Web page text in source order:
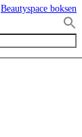
Beautyspace boksen